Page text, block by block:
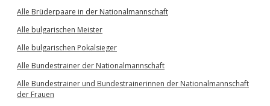
Alle Brüderpaare in der Nationalmannschaft
Alle bulgarischen Meister
Alle bulgarischen Pokalsieger
Alle Bundestrainer der Nationalmannschaft
Alle Bundestrainer und Bundestrainerinnen der Nationalmannschaft
der Frauen